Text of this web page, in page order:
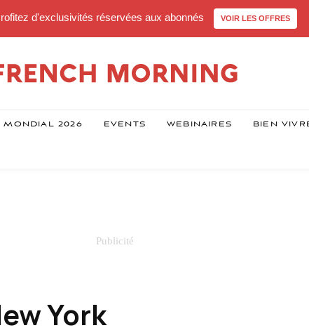
d'exclusivités réservées aux abonnés VOIR LES OFFRES
MONDIAL 2026 EVENTS WEBINAIRES BIEN
York